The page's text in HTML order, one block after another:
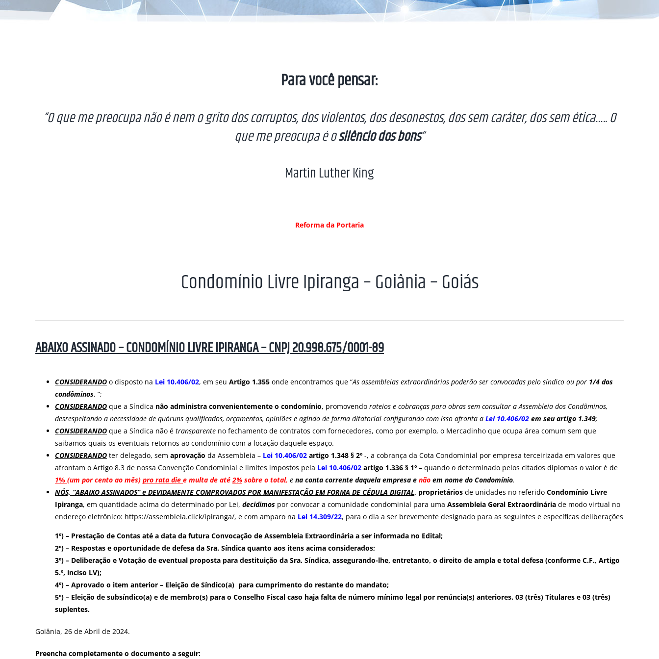
Para você pensar:
“O que me preocupa não é nem o grito dos corruptos, dos violentos, dos desonestos, dos sem caráter, dos sem ética….. O
que me preocupa é osilêncio dos bons“
Martin Luther King
Reforma da Portaria
Condomínio Livre Ipiranga – Goiânia – Goiás
ABAIXO ASSINADO –CONDOMÍNIO LIVRE IPIRANGA – CNPJ 20.998.675/0001-89
CONSIDERANDO o disposto na Lei 10.406/02, em seu Artigo 1.355 onde encontramos que “As assembleias extraordinárias poderão ser convocadas pelo síndico ou por 1/4 dos
condôminos. ”;
CONSIDERANDO que a Síndica não administra convenientemente o condomínio, promovendo rateios e cobranças para obras sem consultar a Assembleia dos Condôminos,
desrespeitando a necessidade de quóruns qualificados, orçamentos, opiniões e agindo de forma ditatorial configurando com isso afronta a Lei 10.406/02 em seu artigo 1.349;
CONSIDERANDO que a Síndica não é transparente no fechamento de contratos com fornecedores, como por exemplo, o Mercadinho que ocupa área comum sem que
saibamos quais os eventuais retornos ao condomínio com a locação daquele espaço.
CONSIDERANDO ter delegado, sem aprovação da Assembleia – Lei 10.406/02 artigo 1.348 § 2º -, a cobrança da Cota Condominial por empresa terceirizada em valores que
afrontam o Artigo 8.3 de nossa Convenção Condominial e limites impostos pela Lei 10.406/02 artigo 1.336 § 1º – quando o determinado pelos citados diplomas o valor é de
1% (um por cento ao mês) pro rata die e multa de até2% sobre o total, e na conta corrente daquela empresa e não em nome do Condomínio.
NÓS, “ABAIXO ASSINADOS” e DEVIDAMENTE COMPROVADOS POR MANIFESTAÇÃO EM FORMA DE CÉDULA DIGITAL, proprietários de unidades no referido Condomínio Livre
Ipiranga, em quantidade acima do determinado por Lei, decidimos por convocar a comunidade condominial para uma Assembleia Geral Extraordinária de modo virtual no
endereço eletrônico: https://assembleia.click/ipiranga/, e com amparo na Lei 14.309/22, para o dia a ser brevemente designado para as seguintes e específicas deliberações
1º) – Prestação de Contas até a data da futura Convocação de Assembleia Extraordinária a ser informada no Edital;
2º) – Respostas e oportunidade de defesa da Sra. Síndica quanto aos itens acima considerados;
3º) – Deliberação e Votação de eventual proposta para destituição da Sra. Síndica, assegurando-lhe, entretanto, o direito de ampla e total defesa (conforme C.F., Artigo
5.º, inciso LV);
4º) – Aprovado o item anterior – Eleição de Síndico(a) para cumprimento do restante do mandato;
5º) – Eleição de subsíndico(a) e de membro(s) para o Conselho Fiscal caso haja falta de número mínimo legal por renúncia(s) anteriores. 03 (três) Titulares e 03 (três)
suplentes.
Goiânia, 26 de Abril de 2024.
Preencha completamente o documento a seguir: